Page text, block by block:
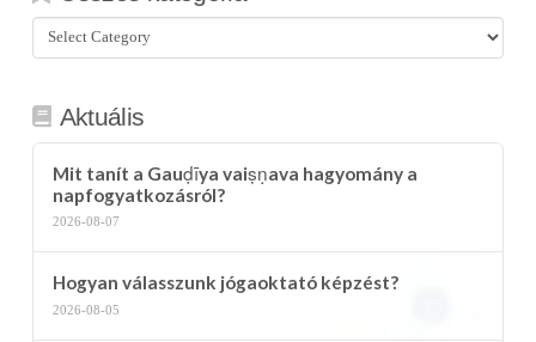
Összes
kategória
Aktuális
Mit tanít a Gauḍīya vaiṣṇava hagyomány a
napfogyatkozásról?
2026-08-07
Hogyan válasszunk jógaoktató képzést?
2026-08-05